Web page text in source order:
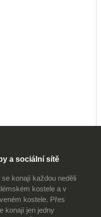
a sociální sítě
konají každou neděli
kostele a v
kostele. Přes
konají jen jedny